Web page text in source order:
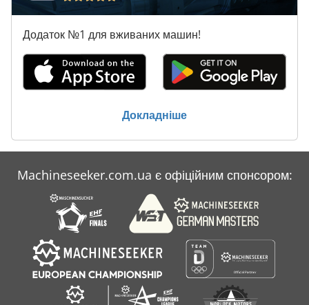
Додаток №1 для вживаних машин!
Докладніше
Machineseeker.com.ua є офіційним спонсором: